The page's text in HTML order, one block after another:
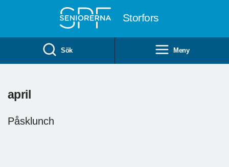
Storfors
Sök Meny
april
Påsklunch